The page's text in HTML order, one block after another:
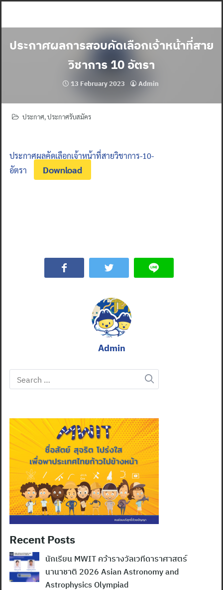
ประกาศผลการสอบคัดเลือกเจ้าหน้าที่สาย
วิชาการ 10 อัตรา
13 February 2023 Admin
ประกาศ,ประกาศรับสมัคร
ประกาศผลคัดเลือกเจ้าหน้าที่สายวิชาการ-10-
อัตรา
Download
Admin
Search
for:
Recent Posts
นักเรียน MWIT คว้ารางวัลเวทีดาราศาสตร์
นานาชาติ 2026 Asian Astronomy and
Astrophysics Olympiad